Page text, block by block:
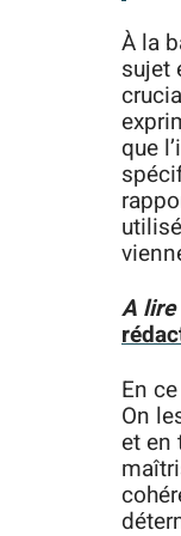
À la
sujet
que
A lire
En
On
et en